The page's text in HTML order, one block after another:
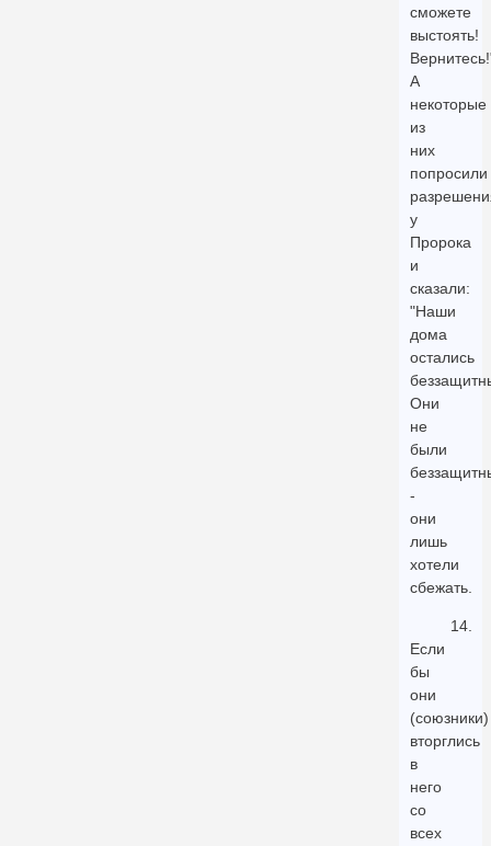
сможете
выстоять!
А
некоторые
из
них
попросили
у
Пророка
и
сказали:
"Наши
дома
остались
Они
не
были
-
они
лишь
хотели
сбежать.
14.
Если
бы
они
(союзники)
вторглись
в
него
со
всех